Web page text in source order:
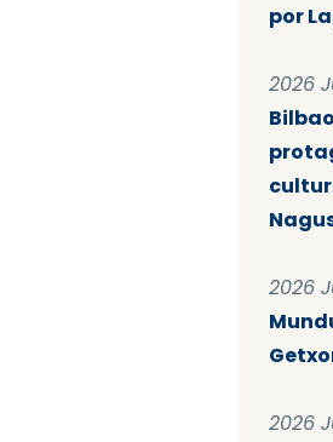
por
2026
2026
2026